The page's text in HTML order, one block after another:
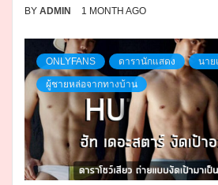
BY ADMIN 1 MONTH AGO
ONLYFANS ดารานักแสดง นาย
ผู้ชายหล่อจากทางบ้าน